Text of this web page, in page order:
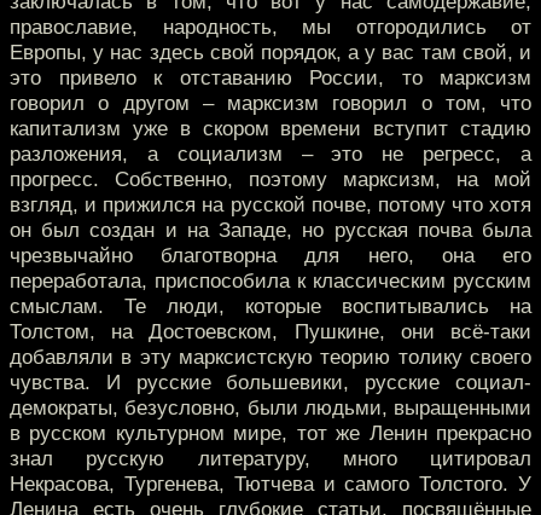
православие, народность, мы отгородились от
Европы, у нас здесь свой порядок, а у вас там свой, и
это привело к отставанию России, то марксизм
говорил о другом – марксизм говорил о том, что
капитализм уже в скором времени вступит стадию
разложения, а социализм – это не регресс, а
прогресс. Собственно, поэтому марксизм, на мой
взгляд, и прижился на русской почве, потому что хотя
он был создан и на Западе, но русская почва была
чрезвычайно благотворна для него, она его
переработала, приспособила к классическим русским
смыслам. Те люди, которые воспитывались на
Толстом, на Достоевском, Пушкине, они всё-таки
добавляли в эту марксистскую теорию толику своего
чувства. И русские большевики, русские социал-
демократы, безусловно, были людьми, выращенными
в русском культурном мире, тот же Ленин прекрасно
знал русскую литературу, много цитировал
Некрасова, Тургенева, Тютчева и самого Толстого. У
Ленина есть очень глубокие статьи, посвящённые